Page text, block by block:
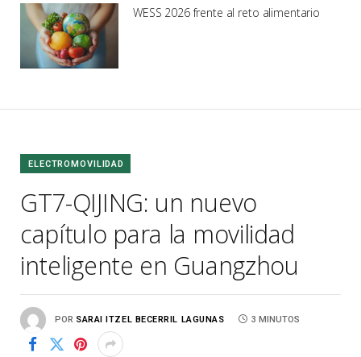
WESS 2026 frente al reto alimentario
ELECTROMOVILIDAD
GT7-QIJING: un nuevo
capítulo para la movilidad
inteligente en Guangzhou
POR SARAI ITZEL BECERRIL LAGUNAS 3 MINUTOS